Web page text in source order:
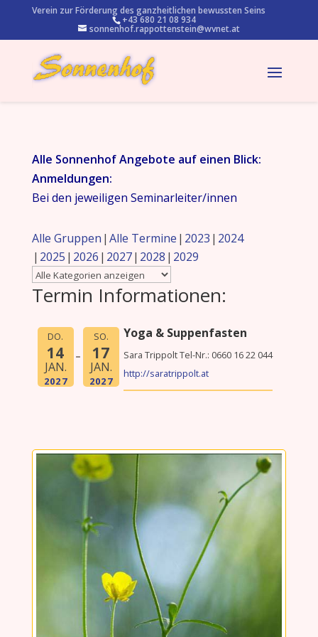
Verein zur Förderung des ganzheitlichen bewussten Seins
+43 680 21 08 934
sonnenhof.rappottenstein@wvnet.at
Alle Sonnenhof Angebote auf einen Blick:
Anmeldungen:
Bei den jeweiligen Seminarleiter/innen
Alle Gruppen Alle Termine 2023 2024
2025 2026 2027 2028 2029
Termin Informationen:
DO.
14
JAN.
2027
SO.
17
JAN.
2027
Yoga & Suppenfasten
Sara Trippolt Tel-Nr.: 0660 16 22 044
http://saratrippolt.at